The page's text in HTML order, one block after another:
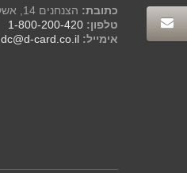
כתובת: הצנחנים 14, אשקלון
טלפון: 1-800-200-420
אימייל: dc@d-card.co.il